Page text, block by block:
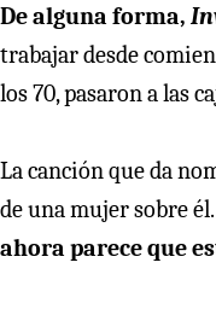
De alguna forma,
trabajar desde
los 70, pasaron a las
La canción que da
de una mujer sobre
ahora parece que